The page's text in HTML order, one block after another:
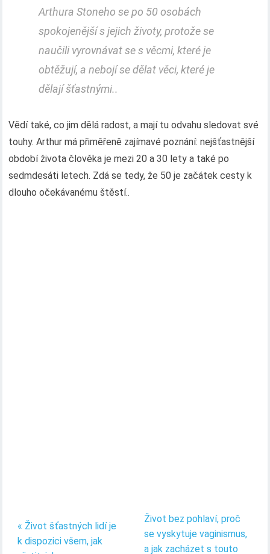
Arthura Stoneho se po 50 osobách
spokojenější s jejich životy, protože se
naučili vyrovnávat se s věcmi, které je
obtěžují, a nebojí se dělat věci, které je
dělají šťastnými..
Vědí také, co jim dělá radost, a mají tu odvahu sledovat své
touhy. Arthur má přiměřeně zajímavé poznání: nejšťastnější
období života člověka je mezi 20 a 30 lety a také po
sedmdesáti letech. Zdá se tedy, že 50 je začátek cesty k
dlouho očekávanému štěstí..
« Život šťastných lidí je
k dispozici všem, jak
Život bez pohlaví, proč
se vyskytuje vaginismus,
a jak zacházet s touto